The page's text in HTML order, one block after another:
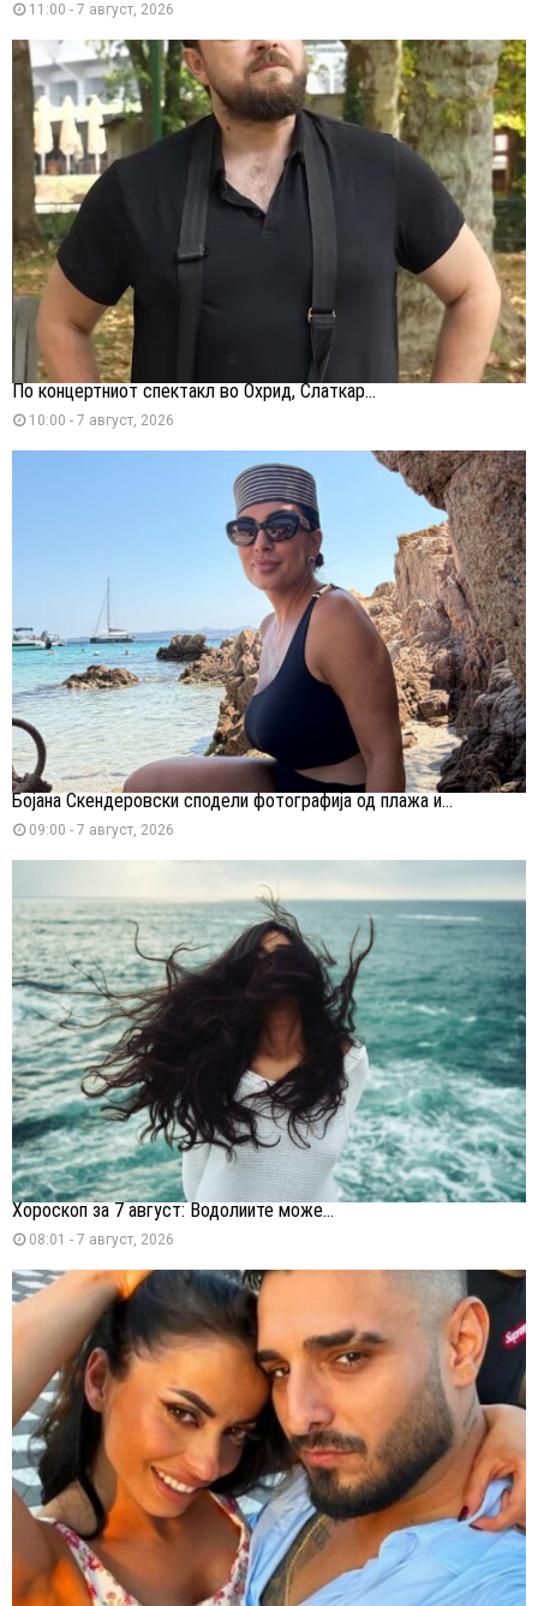
11:00 - 7 август, 2026
По концертниот спектакл во Охрид, Слаткар...
10:00 - 7 август, 2026
Бојана Скендеровски сподели фотографија од плажа и...
09:00 - 7 август, 2026
Хороскоп за 7 август: Водолиите може...
08:01 - 7 август, 2026